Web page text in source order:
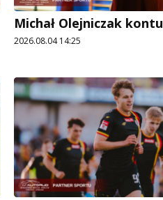
Michał Olejniczak
2026.08.04 14:25